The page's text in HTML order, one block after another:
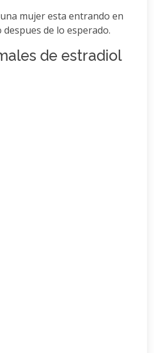
mujer esta entrando en
de lo esperado.
de estradiol